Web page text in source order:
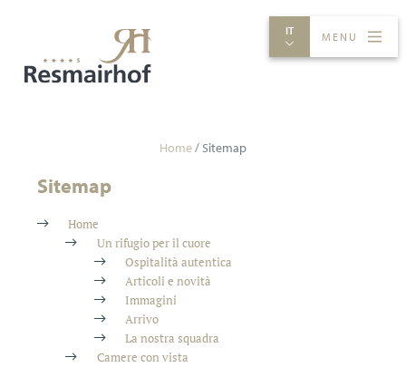
IT MENU
Home/Sitemap
Sitemap
Home
Un rifugio per il cuore
Ospitalità autentica
Articoli e novità
Immagini
Arrivo
La nostra squadra
Camere con vista